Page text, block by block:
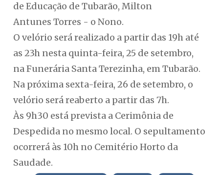
de Educação de Tubarão, Milton
Antunes Torres - o Nono.
O velório será realizado a partir das 19h até
as 23h nesta quinta-feira, 25 de setembro,
na Funerária Santa Terezinha, em Tubarão.
Na próxima sexta-feira, 26 de setembro, o
velório será reaberto a partir das 7h.
Às 9h30 está prevista a Cerimônia de
Despedida no mesmo local. O sepultamento
ocorrerá às 10h no Cemitério Horto da
Saudade.